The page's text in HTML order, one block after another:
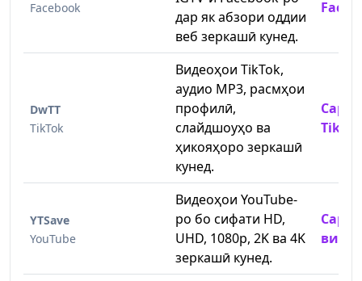
Facebook
дар як абзори оддии
веб зеркашӣ кунед.
DwTT
TikTok
Видеоҳои TikTok,
аудио MP3, расмҳои
профилӣ,
слайдшоуҳо ва
ҳикояҳоро зеркашӣ
кунед.
TikTok
YTSave
YouTube
Видеоҳои YouTube-
ро бо сифати HD,
UHD, 1080p, 2K ва 4K
зеркашӣ кунед.